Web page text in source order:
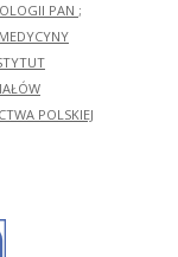
PAN ;
POLSKIEJ